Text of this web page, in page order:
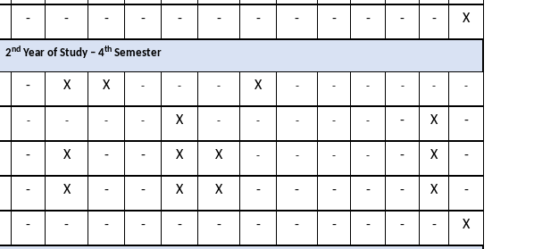
- - - - - - - - - - - - X
2nd Year of Study – 4th Semester
- X X - - - X - - - - - -
- - - - X - - - - - - X -
- X - - X X - - - - - X -
- X - - X X - - - - - X -
- - - - - - - - - - - - X